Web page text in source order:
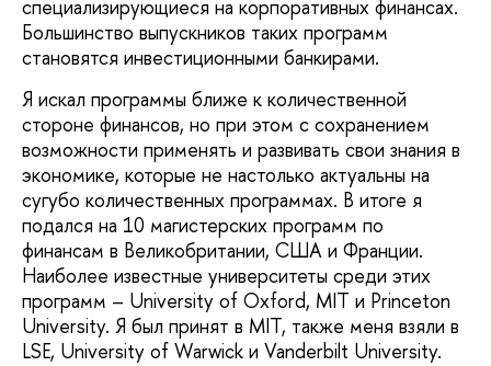
специализирующиеся на корпоративных финансах.
Большинство выпускников таких программ
становятся инвестиционными банкирами.
Я искал программы ближе к количественной
стороне финансов, но при этом с сохранением
возможности применять и развивать свои знания в
экономике, которые не настолько актуальны на
сугубо количественных программах. В итоге я
подался на 10 магистерских программ по
финансам в Великобритании, США и Франции.
Наиболее известные университеты среди этих
программ – University of Oxford, MIT и Princeton
University. Я был принят в MIT, также меня взяли в
LSE, University of Warwick и Vanderbilt University.